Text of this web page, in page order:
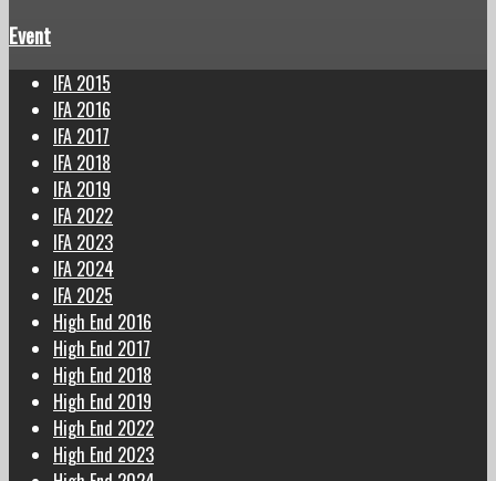
Event
IFA 2015
IFA 2016
IFA 2017
IFA 2018
IFA 2019
IFA 2022
IFA 2023
IFA 2024
IFA 2025
High End 2016
High End 2017
High End 2018
High End 2019
High End 2022
High End 2023